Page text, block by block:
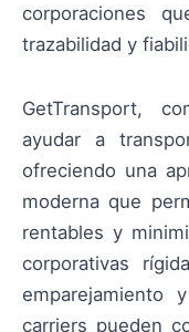
corporaciones
trazabilidad y
GetTransport,
ayudar a
ofreciendo una
moderna que
rentables y
corporativas
emparejamiento
carriers pueden